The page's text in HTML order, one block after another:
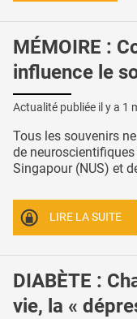
MÉMOIRE :
influence le
Actualité publiée il y a 1
Tous les souvenirs
de neuroscientifiques
Singapour (NUS) et
LIRE LA SUITE
DIABÈTE :
vie, la «